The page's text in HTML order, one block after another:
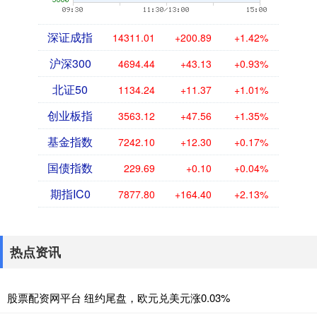
深证成指 14311.01 +200.89 +1.42%
沪深300 4694.44 +43.13 +0.93%
北证50 1134.24 +11.37 +1.01%
创业板指 3563.12 +47.56 +1.35%
基金指数 7242.10 +12.30 +0.17%
国债指数 229.69 +0.10 +0.04%
期指IC0 7877.80 +164.40 +2.13%
热点资讯
股票配资网平台 纽约尾盘，欧元兑美元涨0.03%